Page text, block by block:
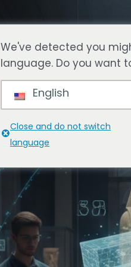
We've detected you
language. Do you want
English
Close and do not switch
language